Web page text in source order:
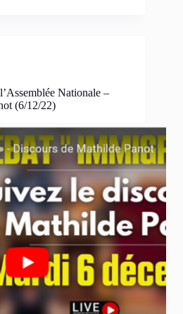
Nationale –
(6/12/22)